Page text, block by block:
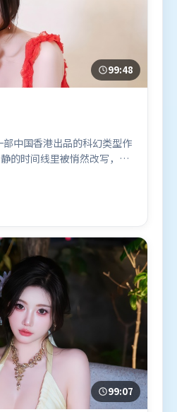
99:48
中国香港出品的科幻类型作
的时间线里被悄然改写，人
撕裂。动作场面设计讲究空
扎实耐嚼。由让-皮埃尔·热
谭卓，提莫西·查拉米等联
科幻题材的观众观看。
99:07